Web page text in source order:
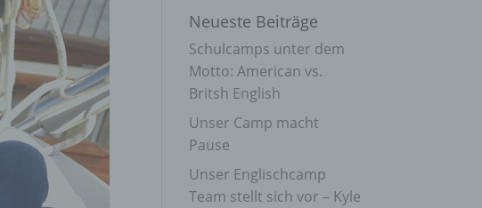
Neueste Beiträge
Schulcamps unter dem
Motto: American vs.
Britsh English
Unser Camp macht
Pause
Unser Englischcamp
Team stellt sich vor – Kyle